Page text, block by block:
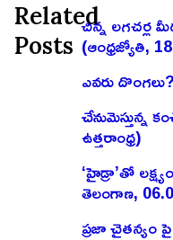
Related
Posts
చిన్న లగచర్ల
(ఆంధ్రజ్యోతి,
ఎవరు
చేనుమెస్తున్న
ఉత్తరాంధ్ర)
‘హైడ్రా’తో
తెలంగాణ,
ప్రజా చైతన్యం